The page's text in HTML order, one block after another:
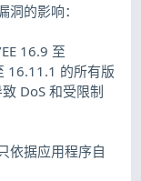
的影响：
16.9 至
16.11.1 的所有版
DoS 和受限制
依据应用程序自